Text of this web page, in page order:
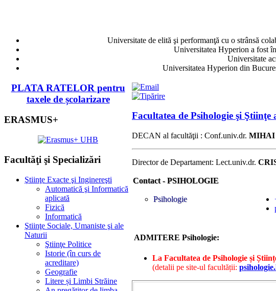
Universitate de elită şi performanţă cu o strânsă
Universitatea Hyperion a fost
Universitate
Universitatea Hyperion din
Facultatea de Psihologie şi Ştiinţe
DECAN al facultăţii : Conf.univ.dr. MIHAI
Director de Departament: Lect.univ.dr.
Contact - PSIHOLOGIE
Psihologie
ADMITERE Psihologie:
La Facultatea de Psihologie și
(detalii pe site-ul facultății:
PLATA RATELOR pentru
taxele de școlarizare
ERASMUS+
Facultăţi şi Specializări
Ştiinţe Exacte şi Inginereşti
Automatică şi Informatică
aplicată
Fizică
Informatică
Ştiinţe Sociale, Umaniste şi ale
Naturii
Ştiinţe Politice
Istorie (în curs de
acreditare)
Geografie
Litere și Limbi Străine